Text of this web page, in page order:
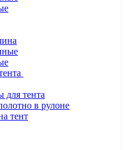
для тента
в рулоне
тент